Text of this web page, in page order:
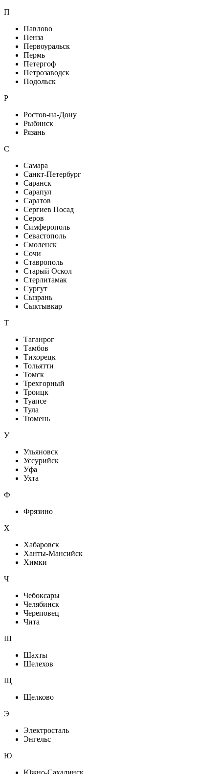
П
Павлово
Пенза
Первоуральск
Пермь
Петергоф
Петрозаводск
Подольск
Р
Ростов-на-Дону
Рыбинск
Рязань
С
Самара
Санкт-Петербург
Саранск
Сарапул
Саратов
Сергиев Посад
Серов
Симферополь
Севастополь
Смоленск
Сочи
Ставрополь
Старый Оскол
Стерлитамак
Сургут
Сызрань
Сыктывкар
Т
Таганрог
Тамбов
Тихорецк
Тольятти
Томск
Трехгорный
Троицк
Туапсе
Тула
Тюмень
У
Ульяновск
Уссурийск
Уфа
Ухта
Ф
Фрязино
Х
Хабаровск
Ханты-Мансийск
Химки
Ч
Чебоксары
Челябинск
Череповец
Чита
Ш
Шахты
Шелехов
Щ
Щелково
Э
Электросталь
Энгельс
Ю
Южно-Сахалинск